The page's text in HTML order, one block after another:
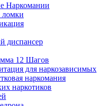
Наркомании
ломки
диспансер
12 Шагов
для наркозависимых
наркомания
наркотиков